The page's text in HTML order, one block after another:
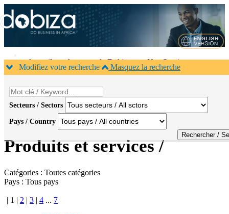
Accueil A propos de Dobiza
Nos Services
Agenda B2B
Contacts
Modifiez votre recherche Masquez la recherche
Secteurs / Sectors
Pays / Country
Produits et services /
Catégories : Toutes catégories
Pays : Tous pays
| 1 | 2 | 3 | 4 ... 7